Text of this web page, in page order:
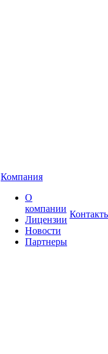
Компания
О
компании
Лицензии
Новости
Партнеры